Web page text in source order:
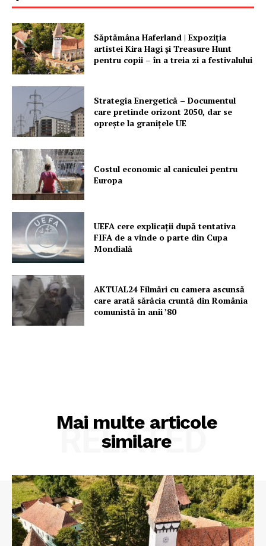
PRESShub
Despre noi / Echipa
Proiecte editoriale
Rețea
Contact
Săptămâna Haferland | Expoziţia
artistei Kira Hagi şi Treasure Hunt
pentru copii – în a treia zi a festivalului
Strategia Energetică – Documentul
care pretinde orizont 2050, dar se
oprește la granițele UE
Costul economic al caniculei pentru
Europa
UEFA cere explicații după tentativa
FIFA de a vinde o parte din Cupa
Mondială
AKTUAL24 Filmări cu camera ascunsă
care arată sărăcia cruntă din România
comunistă în anii ’80
Mai multe articole
similare
RELATED